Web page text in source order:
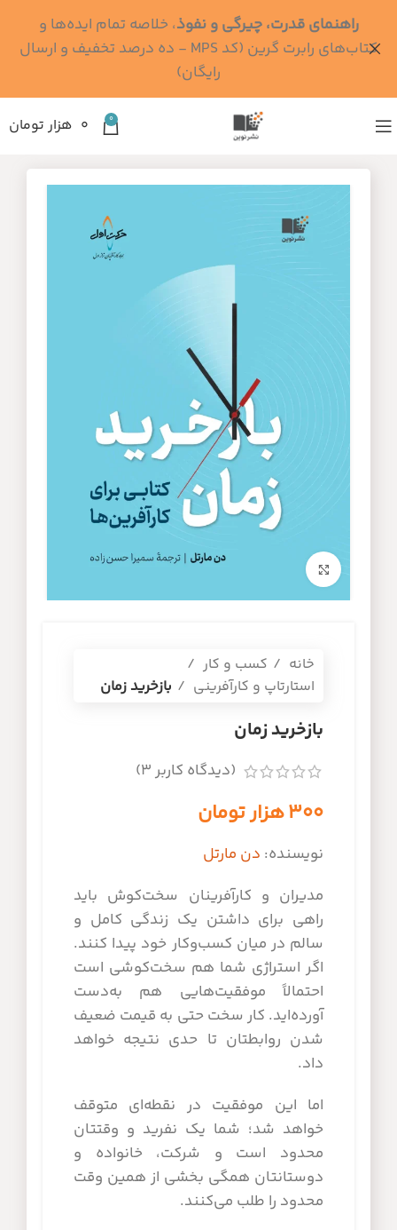
0 ۰ هزار تومان
برای بزرگنمایی کلیک کنید
خانه
کسب و کار
استارتاپ و کارآفرینی
بازخرید زمان
بازخرید زمان
(دیدگاه کاربر3
)
۳۰۰هزار تومان
نویسنده: دن مارتل
مدیران و کارآفرینان سخت‌کوش باید
راهی برای داشتن یک زندگی کامل و
سالم در میان کسب‌وکار خود پیدا کنند.
اگر استراژی شما هم سخت‌کوشی است
احتمالاً موفقیت‌هایی هم به‌دست
آورده‌اید. کار سخت حتی به قیمت ضعیف
شدن روابطتان تا حدی نتیجه خواهد
داد.
اما این موفقیت در نقطه‌ای متوقف
خواهد شد؛ شما یک نفرید و وقتتان
محدود است و شرکت، خانواده و
دوستانتان همگی بخشی از همین وقت
محدود را طلب می‌کنند.
راهنمای قدرت، چیرگی و نفوذ، خلاصه تمام ایده‌ها و
کتاب‌های رابرت گرین (کد MPS - ده درصد تخفیف و ارسال
رایگان)